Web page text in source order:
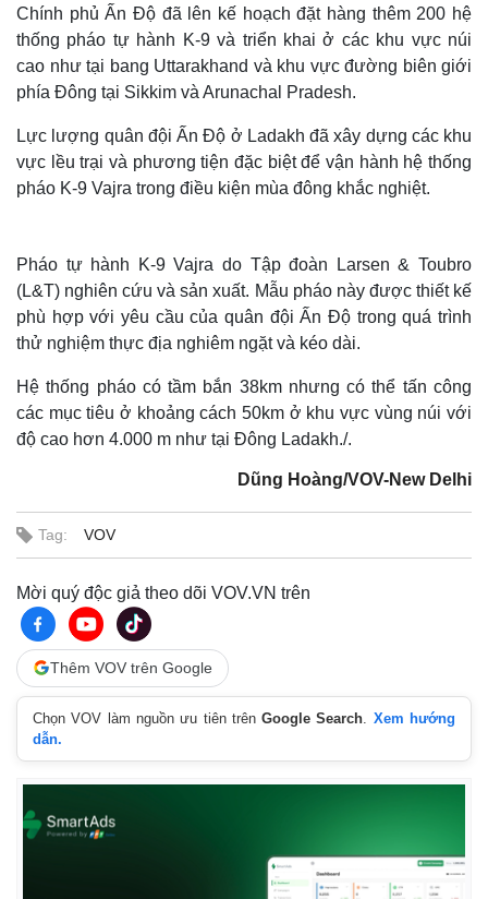
Thế giới
Quan sát
Cuộc sống đó đây
Hồ sơ
E-Magazine
Infographic
Chính phủ Ấn Độ đã lên kế hoạch đặt hàng thêm 200 hệ
thống pháo tự hành K-9 và triển khai ở các khu vực núi
cao như tại bang Uttarakhand và khu vực đường biên giới
phía Đông tại Sikkim và Arunachal Pradesh.
Lực lượng quân đội Ấn Độ ở Ladakh đã xây dựng các khu
vực lều trại và phương tiện đặc biệt để vận hành hệ thống
pháo K-9 Vajra trong điều kiện mùa đông khắc nghiệt.
Pháo tự hành K-9 Vajra do Tập đoàn Larsen & Toubro
(L&T) nghiên cứu và sản xuất. Mẫu pháo này được thiết kế
phù hợp với yêu cầu của quân đội Ấn Độ trong quá trình
thử nghiệm thực địa nghiêm ngặt và kéo dài.
Hệ thống pháo có tầm bắn 38km nhưng có thể tấn công
các mục tiêu ở khoảng cách 50km ở khu vực vùng núi với
độ cao hơn 4.000 m như tại Đông Ladakh./.
Dũng Hoàng/VOV-New Delhi
Tag: VOV
Mời quý độc giả theo dõi VOV.VN trên
Thêm VOV trên Google
Chọn VOV làm nguồn ưu tiên trênGoogle Search
Xem hướng
dẫn.